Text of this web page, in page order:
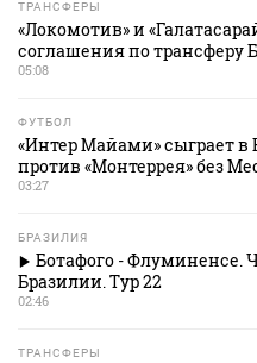
ТРАНСФЕРЫ
«Локомотив» и
соглашения по трансферу
05:08
ФУТБОЛ
«Интер Майами» сыграет в
против «Монтеррея» без
03:27
БРАЗИЛИЯ
Ботафого - Флуминенсе.
Бразилии. Тур 22
02:46
ТРАНСФЕРЫ